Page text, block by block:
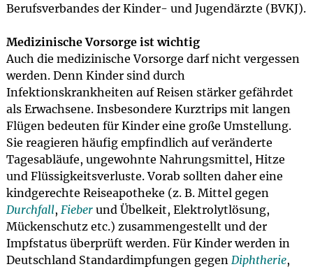
Berufsverbandes der Kinder- und Jugendärzte (BVKJ).
Medizinische Vorsorge ist wichtig
Auch die medizinische Vorsorge darf nicht vergessen
werden. Denn Kinder sind durch
Infektionskrankheiten auf Reisen stärker gefährdet
als Erwachsene. Insbesondere Kurztrips mit langen
Flügen bedeuten für Kinder eine große Umstellung.
Sie reagieren häufig empfindlich auf veränderte
Tagesabläufe, ungewohnte Nahrungsmittel, Hitze
und Flüssigkeitsverluste. Vorab sollten daher eine
kindgerechte Reiseapotheke (z. B. Mittel gegen
Durchfall, Fieberund Übelkeit, Elektrolytlösung,
Mückenschutz etc.) zusammengestellt und der
Impfstatus überprüft werden. Für Kinder werden in
Deutschland Standardimpfungen gegen Diphtherie,